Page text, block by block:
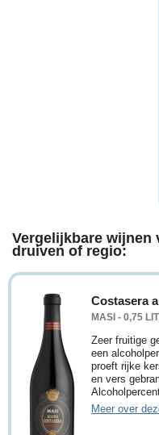
Vergelijkbare wijnen
druiven of regio:
Costasera
MASI - 0,75
Zeer fruitige
een
proeft rijke
en vers
Meer over